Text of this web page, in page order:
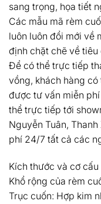
sang trọng, họa tiết
Các mẫu mã rèm
luôn luôn đổi mới về
định chặt chẽ về tiêu
Để có thể trực tiếp
vồng, khách hàng
được tư vấn miễn
thể trực tiếp tới
Nguyễn Tuân,
phí 24/7 tất cả các
Kích thước và cơ
Khổ rộng của rèm
Trục cuốn: Hợp kim